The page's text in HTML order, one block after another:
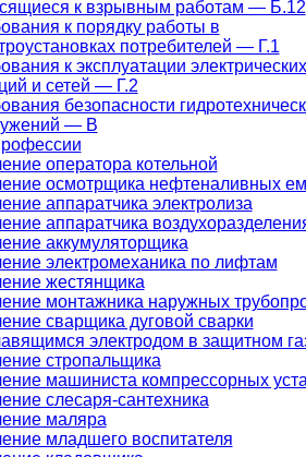
к взрывным работам — Б.12
к порядку работы в
потребителей — Г.1
к эксплуатации электрических
и сетей — Г.2
безопасности
— В
оператора котельной
осмотрщика нефтеналивных
аппаратчика электролиза
аппаратчика
аккумуляторщика
электромеханика по лифтам
жестянщика
монтажника наружных
сварщика дуговой сварки
электродом в защитном
стропальщика
машиниста компрессорных
слесаря-сантехника
маляра
младшего воспитателя